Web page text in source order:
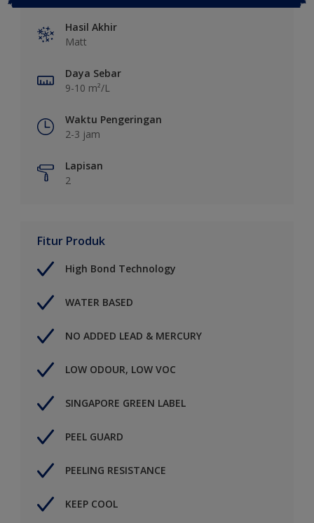
Hasil Akhir
Matt
Daya Sebar
9-10 m²/L
Waktu Pengeringan
2-3 jam
Lapisan
2
Fitur Produk
High Bond Technology
WATER BASED
NO ADDED LEAD & MERCURY
LOW ODOUR, LOW VOC
SINGAPORE GREEN LABEL
PEEL GUARD
PEELING RESISTANCE
KEEP COOL